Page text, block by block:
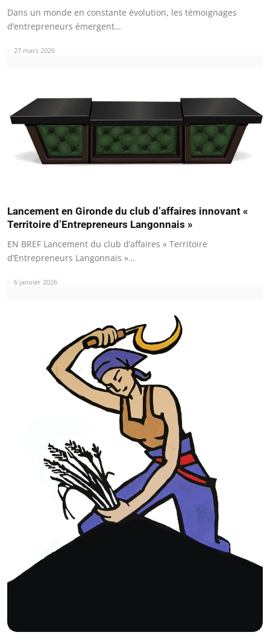
Dans un monde en constante évolution, les témoignages
d’entrepreneurs émergent…
27 mars 2026
Lancement en Gironde du club d’affaires innovant «
Territoire d’Entrepreneurs Langonnais »
EN BREF Lancement du club d’affaires « Territoire
d’Entrepreneurs Langonnais »…
6 janvier 2026